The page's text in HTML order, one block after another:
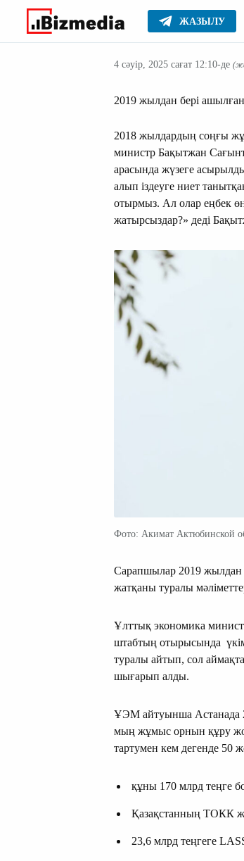
ЖАЗЫЛУ
Басты Жаңалықтар
4 сәуір, 2025 сағат 12:10-де
2019 жылдан бері
2018 жылдардың соңғы
министр Бақытжан
арасында жүзеге
алып іздеуге ниет
отырмыз. Ал олар еңбек
жатырсыздар?» деді
Фото: Акимат Актюбинской
Сарапшылар 2019 жылдан
жатқаны туралы
Ұлттық экономика
штабтың отырысында
туралы айтып, сол
шығарып алды.
ҰЭМ айтуынша Астанада
мың жұмыс орнын құру
тартумен кем дегенде 50
құны 170 млрд теңге
Қазақстанның ТОКК
23,6 млрд теңгеге